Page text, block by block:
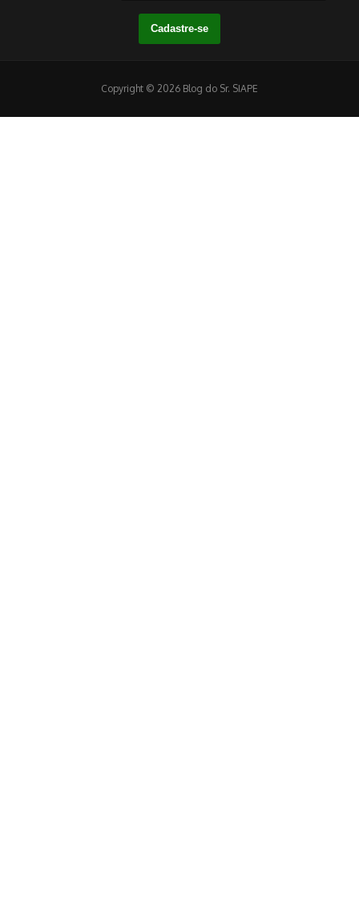
Copyright © 2026 Blog do Sr. SIAPE